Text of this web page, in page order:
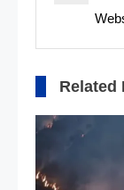
Related